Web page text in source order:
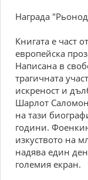
Награда
Книгата е част
европейска
Написана в
трагичната
искреност и
Шарлот
на тази
години.
изкуството на
надява един
големия екран.